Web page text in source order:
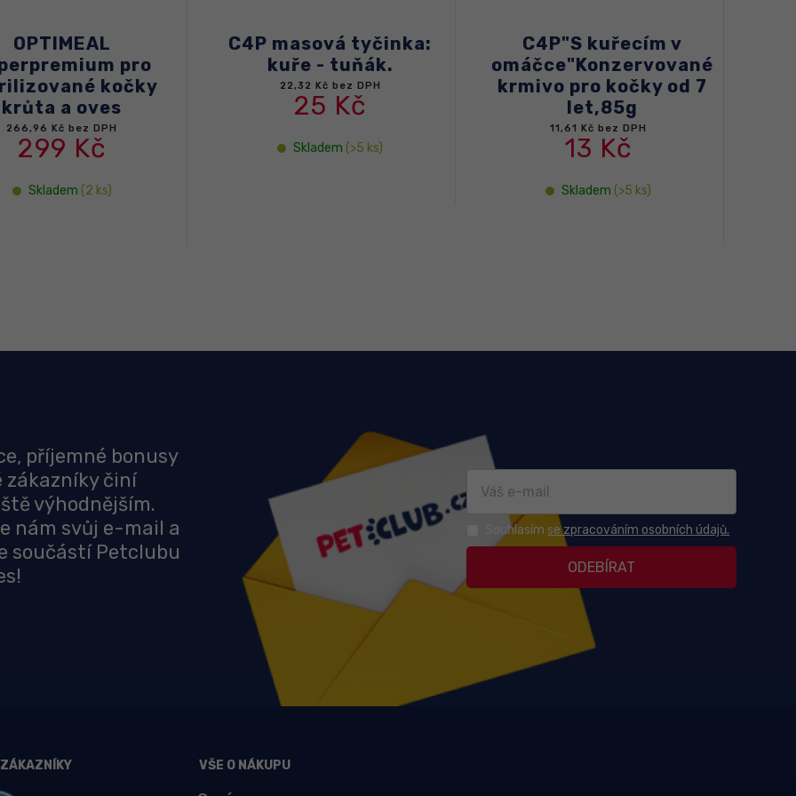
masová tyčinka:
- tuňák.
22,32 Kč bez DPH
25 Kč
Skladem (>5 ks)
C4P"S kuřecím v
omáčce"Konzervované
krmivo pro kočky od 7
let,85g
13 Kč
C4P „Nudličky s
krůtím v mrkvovém
krému“.
Konzervované
krmivo pro dospělé
kočky
17 Kč
příjemné bonusy
zákazníky činí
výhodnějším.
nám svůj e-mail a
součástí Petclubu
Souhlasímse zpracováním osobních údajů.
VŠE O NÁKUPU